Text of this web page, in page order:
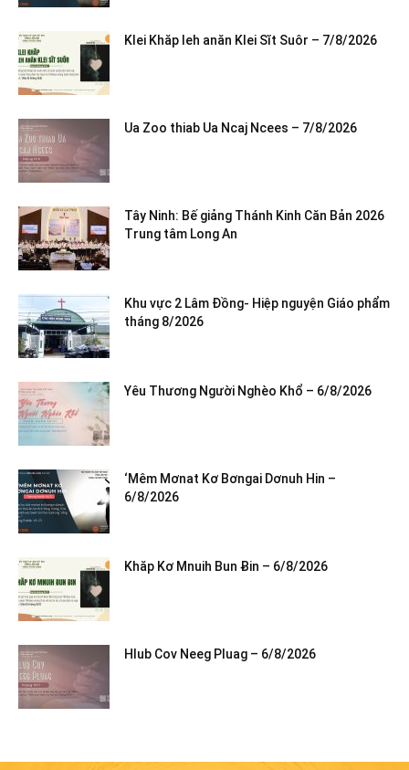
Klei Khăp leh anăn Klei Sĭt Suôr – 7/8/2026
Ua Zoo thiab Ua Ncaj Ncees – 7/8/2026
Tây Ninh: Bế giảng Thánh Kinh Căn Bản 2026
Trung tâm Long An
Khu vực 2 Lâm Đồng- Hiệp nguyện Giáo phẩm
tháng 8/2026
Yêu Thương Người Nghèo Khổ – 6/8/2026
‘Mêm Mơnat Kơ Bơngai Dơnuh Hin –
6/8/2026
Khăp Kơ Mnuih Bun Ƀin – 6/8/2026
Hlub Cov Neeg Pluag – 6/8/2026